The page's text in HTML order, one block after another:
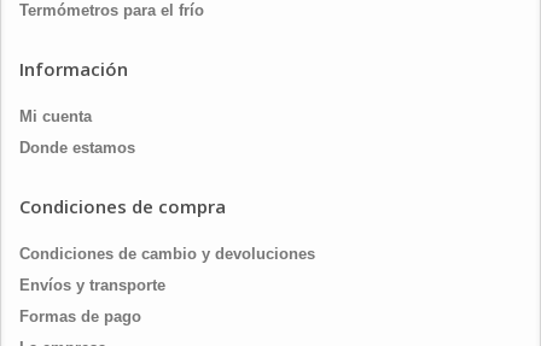
Termómetros para el frío
Información
Mi cuenta
Donde estamos
Condiciones de compra
Condiciones de cambio y devoluciones
Envíos y transporte
Formas de pago